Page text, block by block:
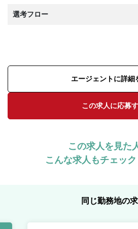
選考フロー
エージェントに詳細
この求人に応募
この求人を見た
こんな求人もチェッ
同じ勤務地の